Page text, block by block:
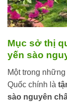
Mục sở thị
yến sào
Một trong
Quốc chính là
sào nguyên